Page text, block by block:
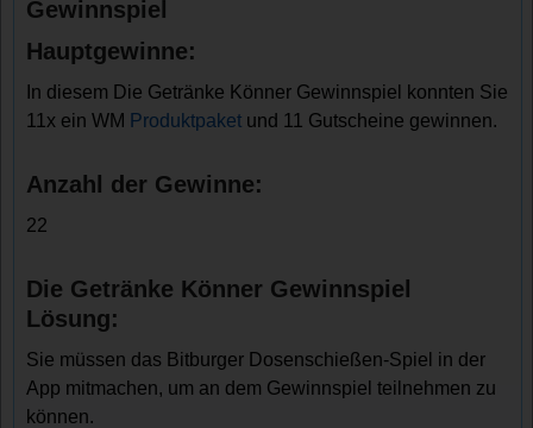
Gewinnspiel
Hauptgewinne:
In diesem Die Getränke Könner Gewinnspiel konnten Sie
11x ein WM Produktpaket und 11 Gutscheine gewinnen.
Anzahl der Gewinne:
22
Die Getränke Könner Gewinnspiel
Lösung:
Sie müssen das Bitburger Dosenschießen-Spiel in der
App mitmachen, um an dem Gewinnspiel teilnehmen zu
können.